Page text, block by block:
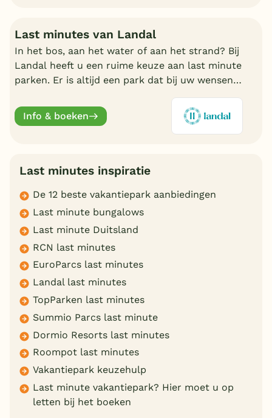
Last minutes van Landal
In het bos, aan het water of aan het strand? Bij
Landal heeft u een ruime keuze aan last minute
parken. Er is altijd een park dat bij uw wensen
online.
Info & boeken
Last minutes inspiratie
De 12 beste vakantiepark aanbiedingen
Last minute bungalows
Last minute Duitsland
RCN last minutes
EuroParcs last minutes
Landal last minutes
TopParken last minutes
Summio Parcs last minute
Dormio Resorts last minutes
Roompot last minutes
Vakantiepark keuzehulp
Last minute vakantiepark? Hier moet u op
letten bij het boeken